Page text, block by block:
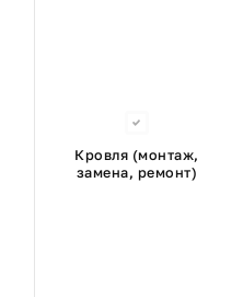
Кровля (монтаж,
замена, ремонт)